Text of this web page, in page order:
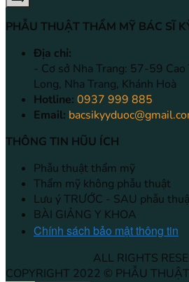
PHẪU THUẬT THẨM MỸ BÁC SĨ
Địa chỉ:
- Cơ sở Nha Trang: 57-59
Long, Nha Trang, Khánh Hoà
Hotline: 0937 999 885
Email:
THÔNG TIN HŨU ÍCH
Phẫu thuật thẩm mỹ
Thẩm mỹ không phẫu thuật
Lưu ý TRƯỚC - SAU phẫu
BÀI GIẢNG Y KHOA
Chính sách bảo mật thông tin
ALL RIGHTS
COPYRIGHT 2022 © PHẪU